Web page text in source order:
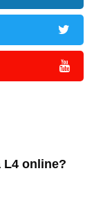
L4 online?